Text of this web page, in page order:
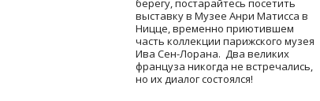
берегу, постарайтесь посетить
выставку в Музее Анри Матисса в
Ницце, временно приютившем
часть коллекции парижского музея
Ива Сен-Лорана. Два великих
француза никогда не встречались,
но их диалог состоялся!